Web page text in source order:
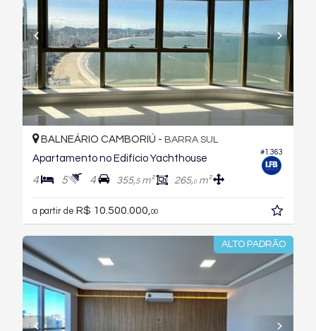
#1.363
BALNEÁRIO CAMBORIÚ - BARRA SUL
Apartamento no Edifício Yachthouse
4 5 4 355,5m² 265,0m²
a partir de R$ 10.500.000, 00
ALTO PADRÃO